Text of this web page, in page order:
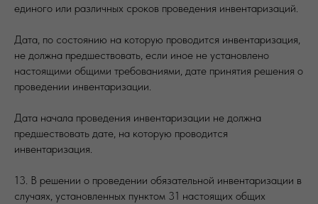
единого или различных сроков проведения инвентаризаций.
Дата, по состоянию на которую проводится инвентаризация,
не должна предшествовать, если иное не установлено
настоящими общими требованиями, дате принятия решения о
проведении инвентаризации.
Дата начала проведения инвентаризации не должна
предшествовать дате, на которую проводится
инвентаризация.
13. В решении о проведении обязательной инвентаризации в
случаях, установленных пунктом 31 настоящих общих